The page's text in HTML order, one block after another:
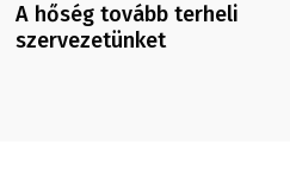
A hőség tovább terheli
szervezetünket